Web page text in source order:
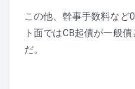
この他、幹事手数料など
ト面ではCB起債が一般
だ。